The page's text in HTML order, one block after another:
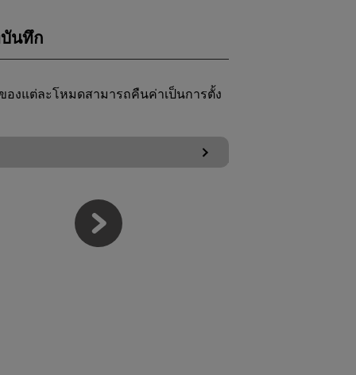
บันทึก
องแต่ละโหมดสามารถคืนค่าเป็นการตั้ง